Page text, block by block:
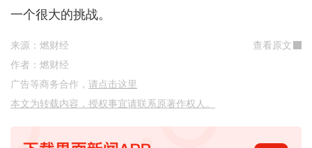
一个很大的挑战。
来源：燃财经
查看原文
作者：燃财经
广告等商务合作， 请点击这里
本文为转载内容，授权事宜请联系原著作权人。